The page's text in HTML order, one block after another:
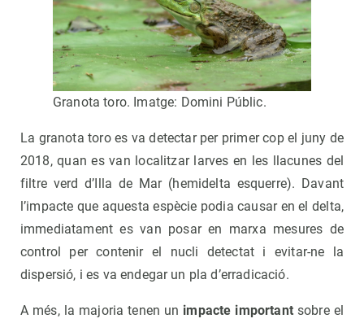
Granota toro. Imatge: Domini Públic.
La granota toro es va detectar per primer cop el juny de
2018, quan es van localitzar larves en les llacunes del
filtre verd d’Illa de Mar (hemidelta esquerre). Davant
l’impacte que aquesta espècie podia causar en el delta,
immediatament es van posar en marxa mesures de
control per contenir el nucli detectat i evitar-ne la
dispersió, i es va endegar un pla d’erradicació.
A més, la majoria tenen un impacte important sobre el